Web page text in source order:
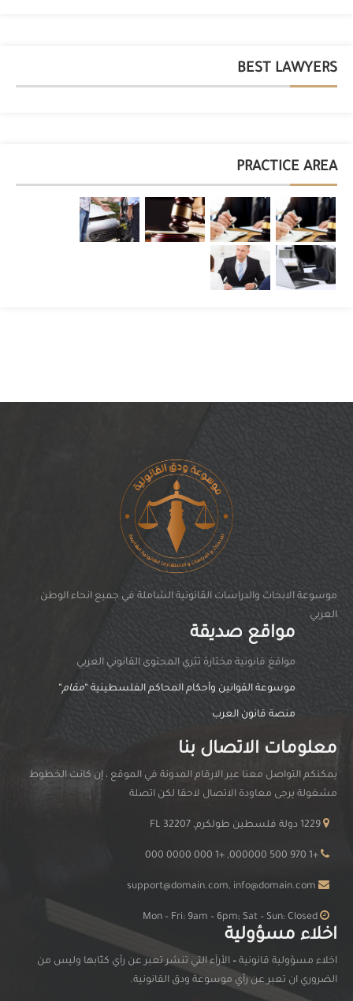
BEST LAWYERS
PRACTICE AREA
موسوعة الابحاث والدراسات القانونية الشاملة في جميع انحاء الوطن
العربي
مواقع صديقة
مواقغ قانونية مختارة تثري المحتوى القانوني العربي
موسوعة القوانين وأحكام المحاكم الفلسطينية “مقام“
منصة قانون العرب
معلومات الاتصال بنا
يمكنكم التواصل معنا عبر الارقام المدونة في الموقع ، إن كانت الخطوط
مشغولة يرجى معاودة الاتصال لاحقا لكن اتصلة
+1 970 500 000000, +1 000 0000 000
اخلاء مسؤولية
اخلاء مسؤولية قانونية – الأرآء التي تنشر تعبر عن رأي كتّابها وليس من
الضروري ان تعبر عن رأي موسوعة ودق القانونية.